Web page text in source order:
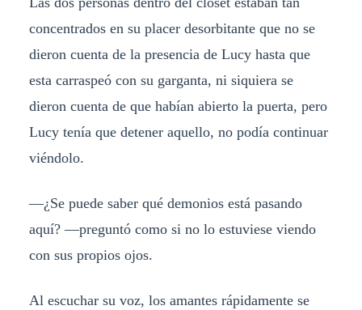
concentrados en su placer desorbitante que no se
dieron cuenta de la presencia de Lucy hasta que
esta carraspeó con su garganta, ni siquiera se
dieron cuenta de que habían abierto la puerta, pero
Lucy tenía que detener aquello, no podía continuar
viéndolo.
—¿Se puede saber qué demonios está pasando
aquí? —preguntó como si no lo estuviese viendo
con sus propios ojos.
Al escuchar su voz, los amantes rápidamente se